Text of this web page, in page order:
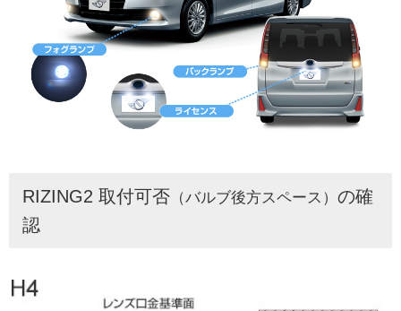
RIZING2 取付可否 （バルブ後方スペース） の確
認